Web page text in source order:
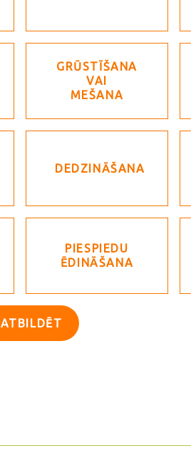
GRŪSTĪŠANA
VAI
MEŠANA
DEDZINĀŠANA
PIESPIEDU
ĒDINĀŠANA
ATBILDĒT